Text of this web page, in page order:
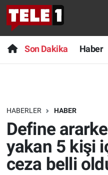
Son Dakika Haber
HABERLER HABER
Define
yakan 5 kişi
ceza belli
Anında Manşet
Başka Sohbetler
Bilim turu
Bilim ve Teknoloji
Doğa Konuşuyor
Son Dakika
Haber
Dünya
Teknoloji
Sağlık
Nöbetçi Eczaneler
Hava Durumu
Trafik Durumu
Süper Lig Puan
Tüm Manşetler